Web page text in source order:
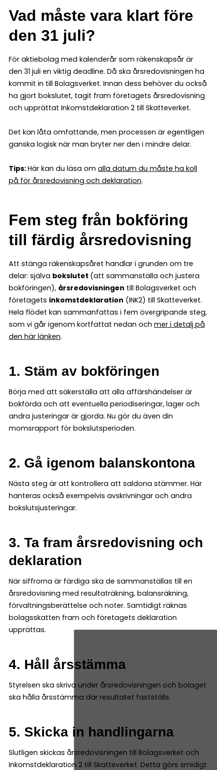
Vad måste vara klart före
den 31 juli?
För aktiebolag med kalenderår som räkenskapsår är
den 31 juli en viktig deadline. Då ska årsredovisningen ha
kommit in till Bolagsverket. Innan dess behöver du också
ha gjort bokslutet, tagit fram företagets årsredovisning
och upprättat Inkomstdeklaration 2 till Skatteverket.
Det kan låta omfattande, men processen är egentligen
ganska logisk när man bryter ner den i mindre delar.
Tips:Här kan du läsa om alla datum du måste ha koll
på för årsredovisning och deklaration.
Fem steg från bokföring
till färdig årsredovisning
Att stänga räkenskapsåret handlar i grunden om tre
delar: själva bokslutet (att sammanställa och justera
bokföringen), årsredovisningen till Bolagsverket och
företagets inkomstdeklaration (INK2) till Skatteverket.
Hela flödet kan sammanfattas i fem övergripande steg,
som vi går igenom kortfattat nedan och mer i detalj på
den här länken.
1. Stäm av bokföringen
Börja med att säkerställa att alla affärshändelser är
bokförda och att eventuella periodiseringar, lager och
andra justeringar är gjorda. Nu gör du även din
momsrapport för bokslutsperioden.
2. Gå igenom balanskontona
Nästa steg är att kontrollera att saldona stämmer. Här
hanteras också exempelvis avskrivningar och andra
bokslutsjusteringar.
3. Ta fram årsredovisning och
deklaration
När siffrorna är färdiga ska de sammanställas till en
årsredovisning med resultaträkning, balansräkning,
förvaltningsberättelse och noter. Samtidigt räknas
bolagsskatten fram och företagets deklaration
upprättas.
4. Håll årsstämma
Styrelsen ska skriva under årsredovisningen och bolaget
ska hålla årsstämma där resultatet fastställs.
5. Skicka in handlingarna
Slutligen skickas årsredovisningen till Bolagsverket och
Inkomstdeklaration 2 till Skatteverket. Detta görs smidigt